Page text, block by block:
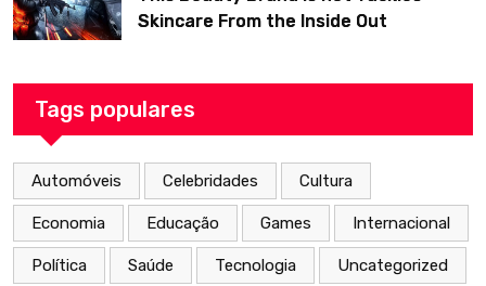
Skincare From the Inside Out
Tags populares
Automóveis Celebridades Cultura
Economia Educação Games Internacional
Política Saúde Tecnologia Uncategorized